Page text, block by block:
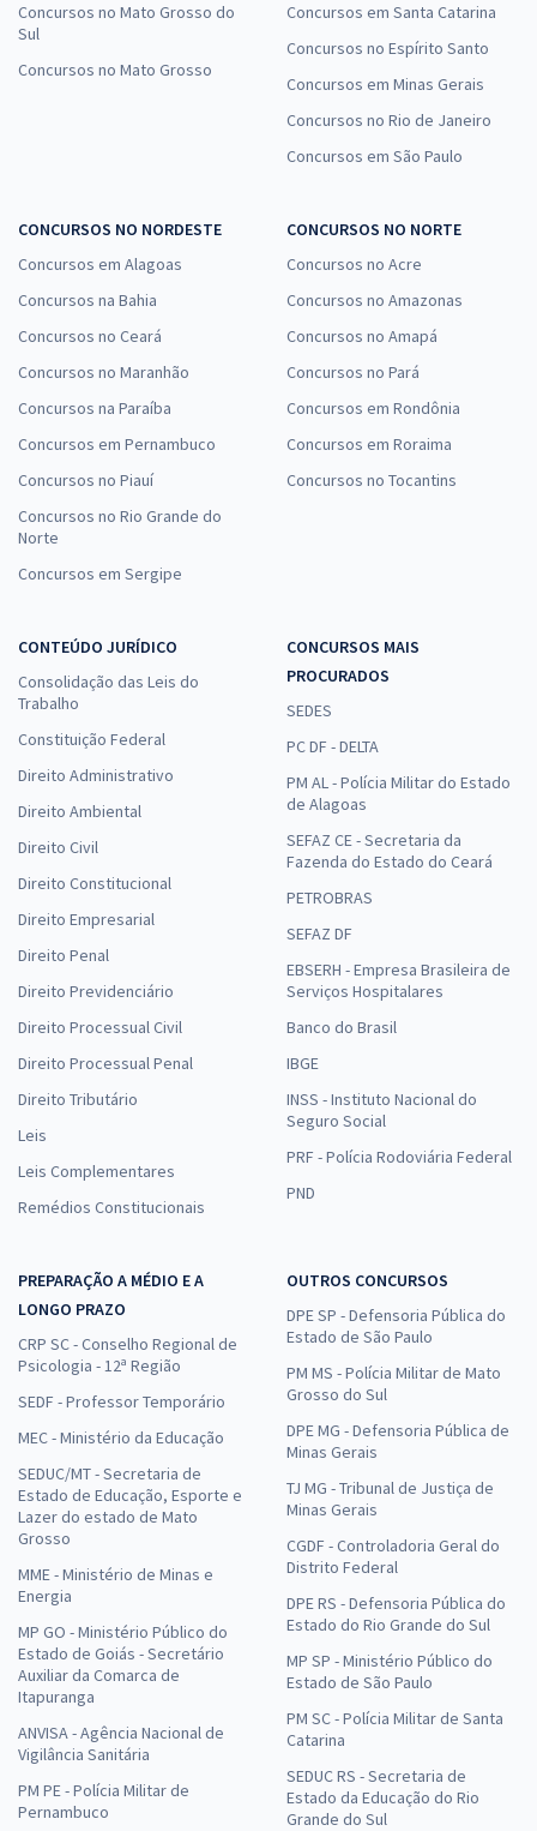
Concursos no Mato Grosso do
Sul
Concursos no Mato Grosso
Concursos em Santa Catarina
Concursos no Espírito Santo
Concursos em Minas Gerais
Concursos no Rio de Janeiro
Concursos em São Paulo
CONCURSOS NO NORDESTE
Concursos em Alagoas
Concursos na Bahia
Concursos no Ceará
Concursos no Maranhão
Concursos na Paraíba
Concursos em Pernambuco
Concursos no Piauí
Concursos no Rio Grande do
Norte
Concursos em Sergipe
CONCURSOS NO NORTE
Concursos no Acre
Concursos no Amazonas
Concursos no Amapá
Concursos no Pará
Concursos em Rondônia
Concursos em Roraima
Concursos no Tocantins
CONTEÚDO JURÍDICO
Consolidação das Leis do
Trabalho
Constituição Federal
Direito Administrativo
Direito Ambiental
Direito Civil
Direito Constitucional
Direito Empresarial
Direito Penal
Direito Previdenciário
Direito Processual Civil
Direito Processual Penal
Direito Tributário
Leis
Leis Complementares
Remédios Constitucionais
CONCURSOS MAIS
PROCURADOS
SEDES
PC DF - DELTA
PM AL - Polícia Militar do Estado
de Alagoas
SEFAZ CE - Secretaria da
Fazenda do Estado do Ceará
PETROBRAS
SEFAZ DF
EBSERH - Empresa Brasileira de
Serviços Hospitalares
Banco do Brasil
IBGE
INSS - Instituto Nacional do
Seguro Social
PRF - Polícia Rodoviária Federal
PND
PREPARAÇÃO A MÉDIO E A
LONGO PRAZO
CRP SC - Conselho Regional de
Psicologia - 12ª Região
SEDF - Professor Temporário
MEC - Ministério da Educação
SEDUC/MT - Secretaria de
Estado de Educação, Esporte e
Lazer do estado de Mato
Grosso
MME - Ministério de Minas e
Energia
MP GO - Ministério Público do
Estado de Goiás - Secretário
Auxiliar da Comarca de
Itapuranga
ANVISA - Agência Nacional de
Vigilância Sanitária
PM PE - Polícia Militar de
Pernambuco
OUTROS CONCURSOS
DPE SP - Defensoria Pública do
Estado de São Paulo
PM MS - Polícia Militar de Mato
Grosso do Sul
DPE MG - Defensoria Pública de
Minas Gerais
TJ MG - Tribunal de Justiça de
Minas Gerais
CGDF - Controladoria Geral do
Distrito Federal
DPE RS - Defensoria Pública do
Estado do Rio Grande do Sul
MP SP - Ministério Público do
Estado de São Paulo
PM SC - Polícia Militar de Santa
Catarina
SEDUC RS - Secretaria de
Estado da Educação do Rio
Grande do Sul